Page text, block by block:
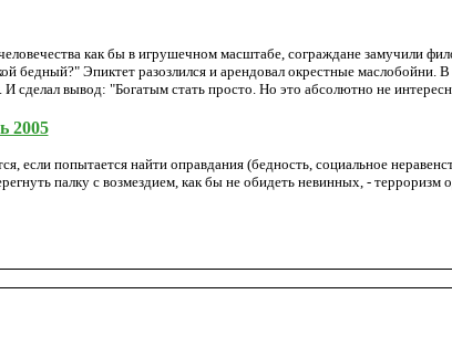
как бы в игрушечном масштабе, сограждане замучили
бедный?" Эпиктет разозлился и арендовал окрестные маслобойни. В
сделал вывод: "Богатым стать просто. Но это абсолютно не
2005
если попытается найти оправдания (бедность, социальное
палку с возмездием, как бы не обидеть невинных, - терроризм